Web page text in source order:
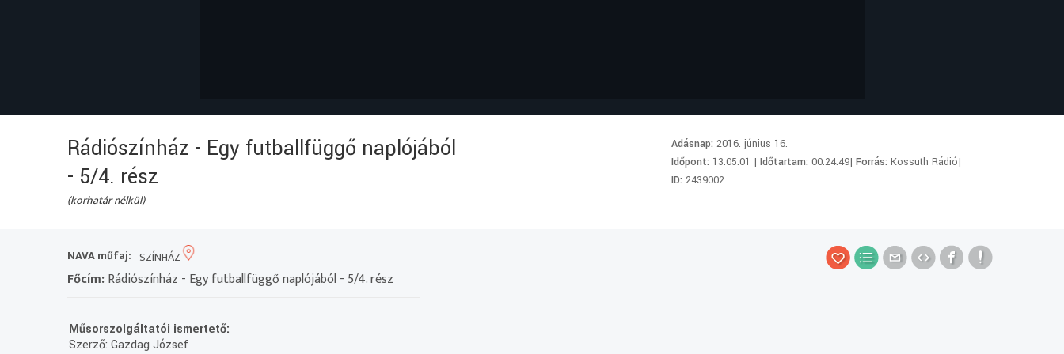
Rádiószínház - Egy futballfüggő naplójából
- 5/4. rész
(korhatár nélkül)
Adásnap:2016. június 16.
Időpont: 13:05:01 |Időtartam:00:24:49|Forrás:Kossuth Rádió|
ID:2439002
NAVA műfaj: SZÍNHÁZ
Főcím:Rádiószínház - Egy futballfüggő naplójából - 5/4. rész
Műsorszolgáltatói ismertető:
Szerző: Gazdag József